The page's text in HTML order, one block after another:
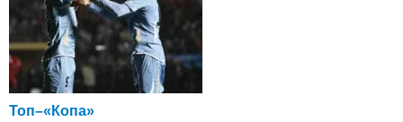
Топ–«Копа»